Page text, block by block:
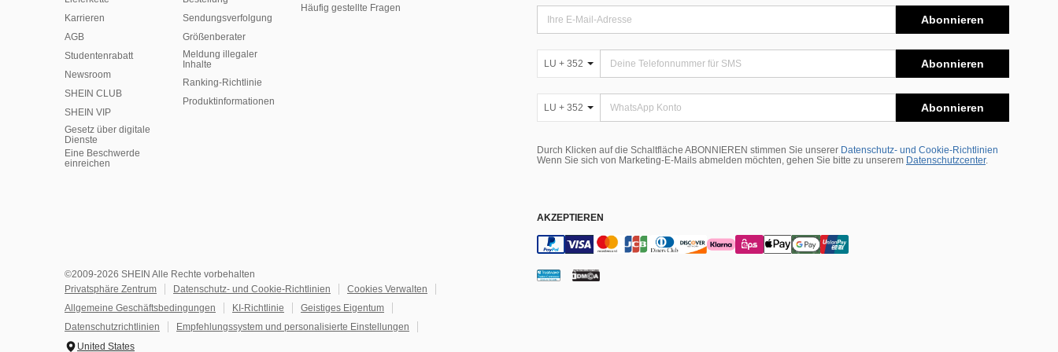
Karrieren
AGB
Studentenrabatt
Newsroom
SHEIN CLUB
SHEIN VIP
Gesetz über digitale
Dienste
Eine Beschwerde
einreichen
Sendungsverfolgung
Größenberater
Meldung illegaler
Inhalte
Ranking-Richtlinie
​Produktinformationen
Häufig gestellte Fragen
Abonnieren
LU + 352 Abonnieren
LU + 352 Abonnieren
Durch Klicken auf die Schaltfläche ABONNIEREN stimmen Sie unserer Datenschutz- und Cookie-Richtlinien
Wenn Sie sich von Marketing-E-Mails abmelden möchten, gehen Sie bitte zu unserem Datenschutzcenter.
AKZEPTIEREN
©2009-2026 SHEIN Alle Rechte vorbehalten
Privatsphäre Zentrum
Datenschutz- und Cookie-Richtlinien
Cookies Verwalten
Allgemeine Geschäftsbedingungen
KI-Richtlinie
Geistiges Eigentum
Datenschutzrichtlinien
Empfehlungssystem und personalisierte Einstellungen
United States